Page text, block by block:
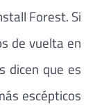
Forest. Si
de vuelta en
dicen que es
escépticos